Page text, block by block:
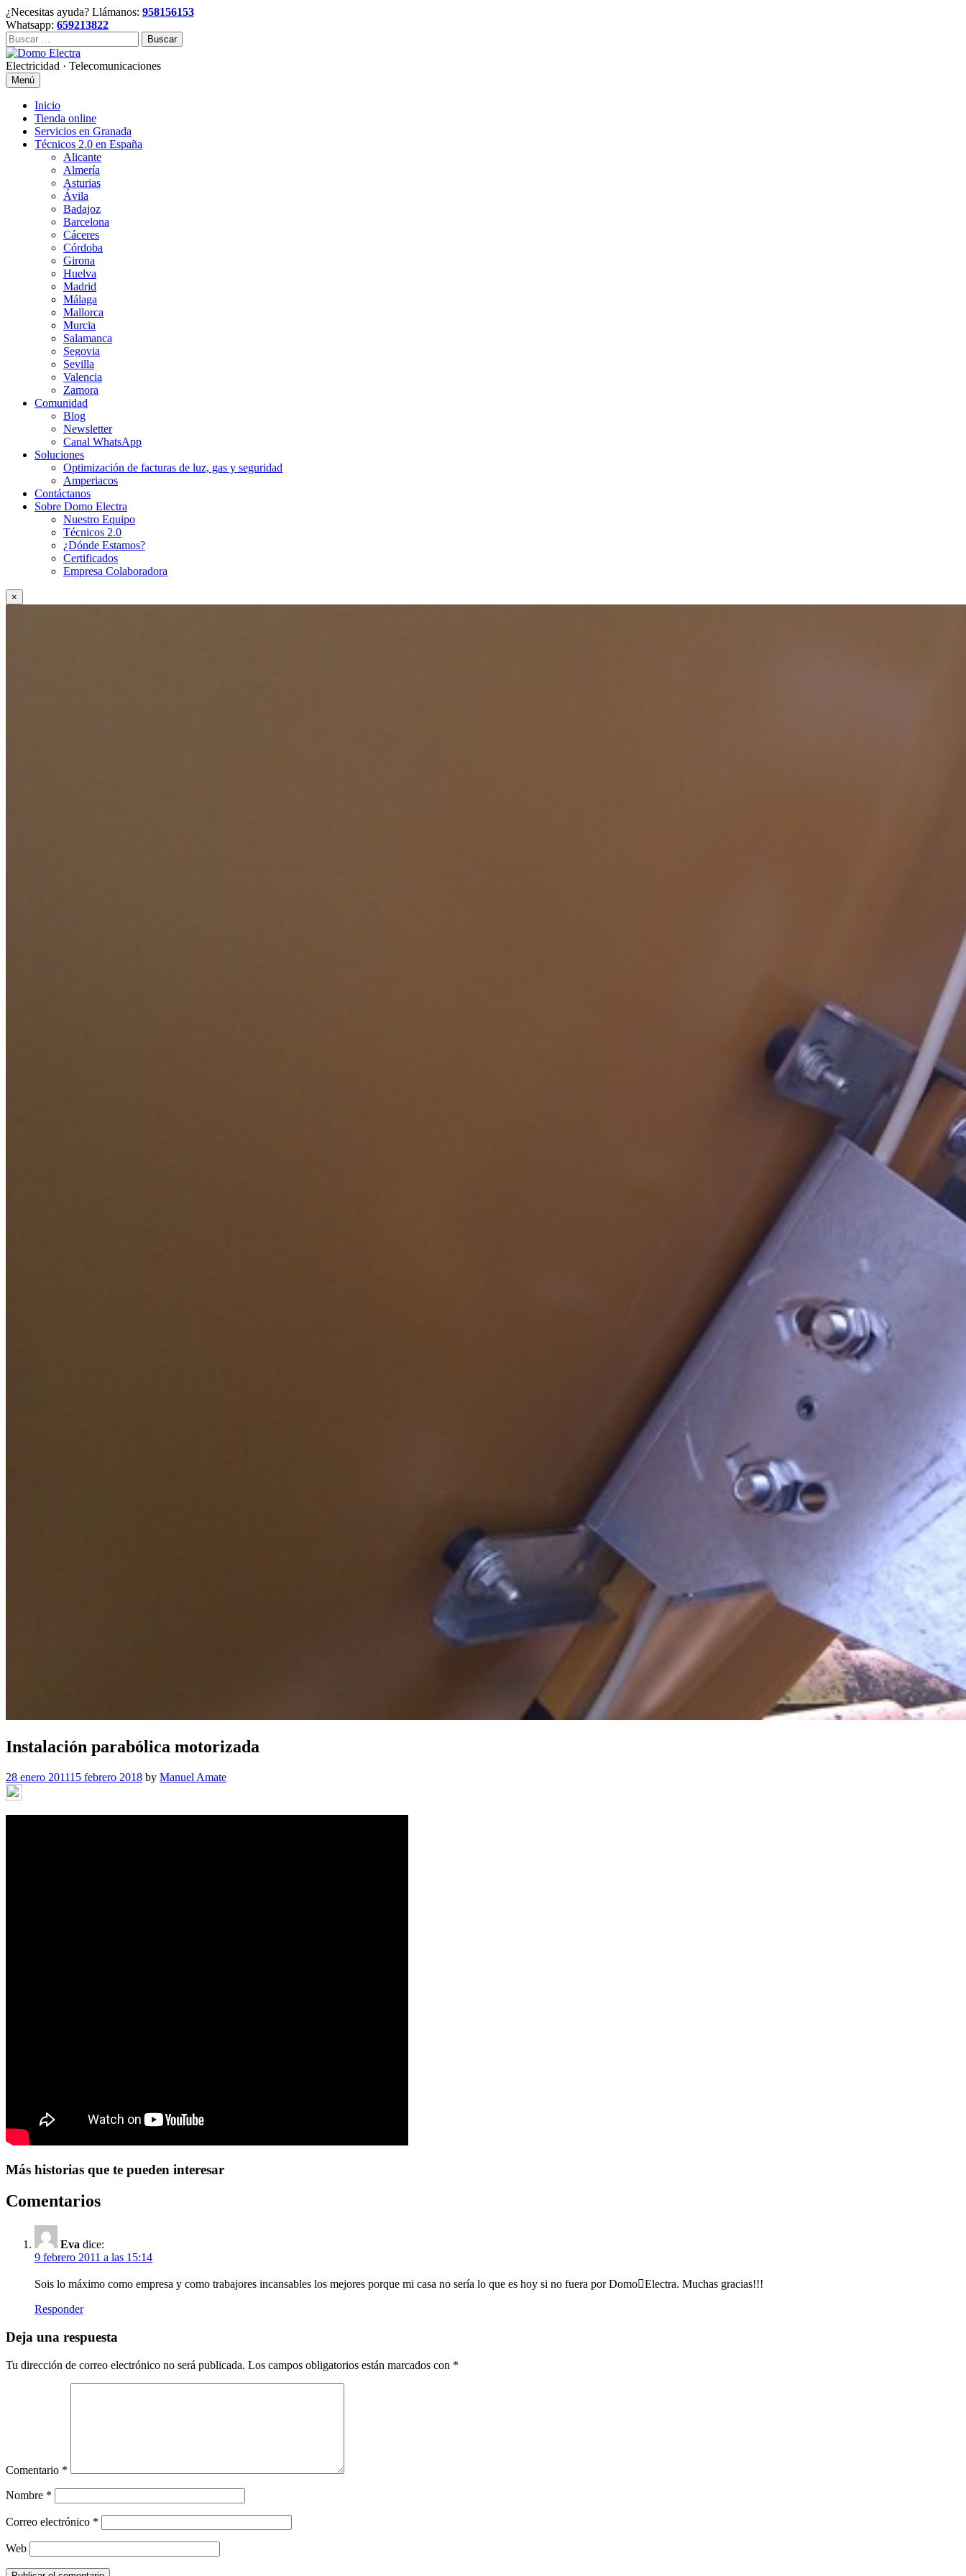
Skip
to
content
¿Necesitas ayuda? Llámanos: 958156153
Whatsapp: 659213822
Buscar:
Electricidad · Telecomunicaciones
Menú
Inicio
Tienda online
Servicios en Granada
Técnicos 2.0 en España
Alicante
Almería
Asturias
Ávila
Badajoz
Barcelona
Cáceres
Córdoba
Girona
Huelva
Madrid
Málaga
Mallorca
Murcia
Salamanca
Segovia
Sevilla
Valencia
Zamora
Comunidad
Blog
Newsletter
Canal WhatsApp
Soluciones
Optimización de facturas de luz, gas y seguridad
Amperiacos
Contáctanos
Sobre Domo Electra
Nuestro Equipo
Técnicos 2.0
¿Dónde Estamos?
Certificados
Empresa Colaboradora
×
Instalación parabólica motorizada
28 enero 201115 febrero 2018 by Manuel Amate
Más historias que te pueden interesar
Comentarios
Eva dice:
9 febrero 2011 a las 15:14
Sois lo máximo como empresa y como trabajores incansables los mejores porque mi casa no sería lo que es hoy si no fuera por DomoElectra. Muchas gracias!!!
Responder
Deja una respuesta
Tu dirección de correo electrónico no será publicada. Los campos obligatorios están marcados con *
Comentario *
Nombre *
Correo electrónico *
Web